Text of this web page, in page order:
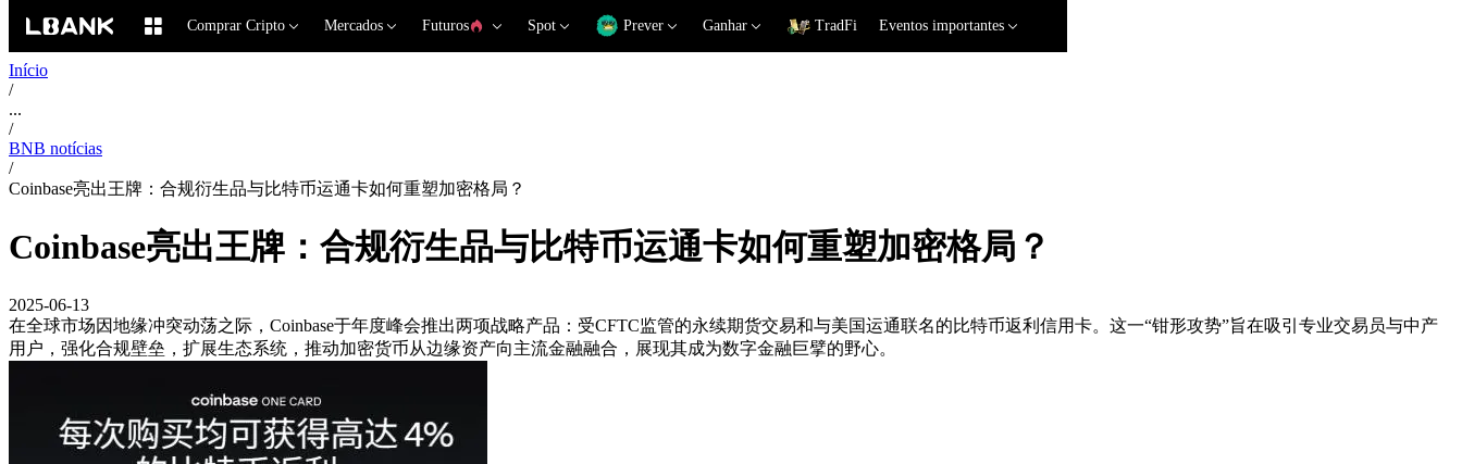
Comprar Cripto Mercados Futuros Spot Prever Ganhar TradFi Eventos importantes
Início
/
...
/
BNB notícias
/
Coinbase亮出王牌：合规衍生品与比特币运通卡如何重塑加密格局？
Coinbase亮出王牌：合规衍生品与比特币运通卡如何重塑加密格局？
2025-06-13
在全球市场因地缘冲突动荡之际，Coinbase于年度峰会推出两项战略产品：受CFTC监管的永续期货交易和与美国运通联名的比特币返利信用卡。这一“钳形攻势”旨在吸引专业交易员与中产
用户，强化合规壁垒，扩展生态系统，推动加密货币从边缘资产向主流金融融合，展现其成为数字金融巨擘的野心。